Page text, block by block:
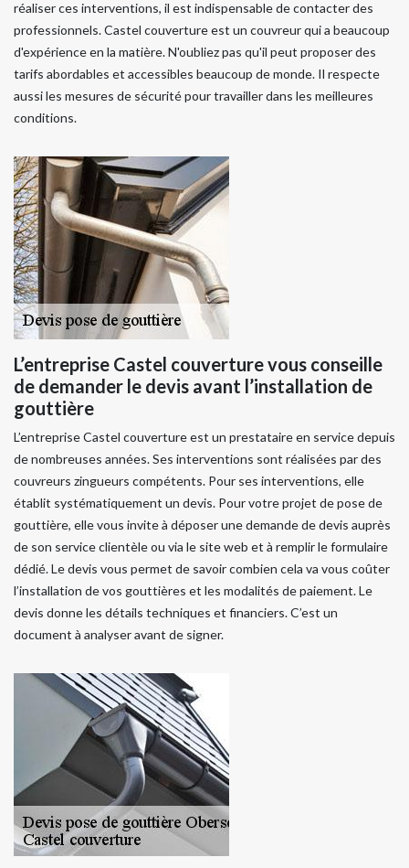
réaliser ces interventions, il est indispensable de contacter des
professionnels. Castel couverture est un couvreur qui a beaucoup
d'expérience en la matière. N'oubliez pas qu'il peut proposer des
tarifs abordables et accessibles beaucoup de monde. Il respecte
aussi les mesures de sécurité pour travailler dans les meilleures
conditions.
L’entreprise Castel couverture vous conseille
de demander le devis avant l’installation de
gouttière
L’entreprise Castel couverture est un prestataire en service depuis
de nombreuses années. Ses interventions sont réalisées par des
couvreurs zingueurs compétents. Pour ses interventions, elle
établit systématiquement un devis. Pour votre projet de pose de
gouttière, elle vous invite à déposer une demande de devis auprès
de son service clientèle ou via le site web et à remplir le formulaire
dédié. Le devis vous permet de savoir combien cela va vous coûter
l’installation de vos gouttières et les modalités de paiement. Le
devis donne les détails techniques et financiers. C’est un
document à analyser avant de signer.